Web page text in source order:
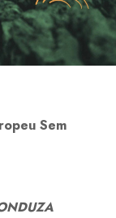
Sem